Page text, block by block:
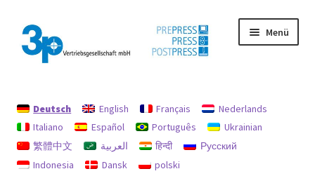
Zur
Navigation
springen
Zum
Inhalt
springen
Menü
Datenschutz
Gebrauchtmaschinen
Deutsch English Français
Nederlands
Italiano
Español Português
Ukrainian
繁體中文
العربية हिन्दी
Русский
Indonesia
Dansk polski